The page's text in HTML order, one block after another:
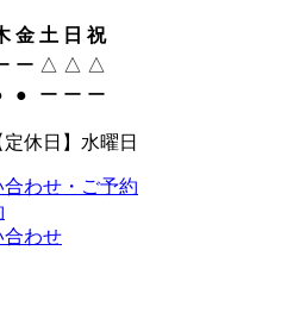
金 土 日 祝
ー △ △ △
● ー ー ー
休日】水曜日